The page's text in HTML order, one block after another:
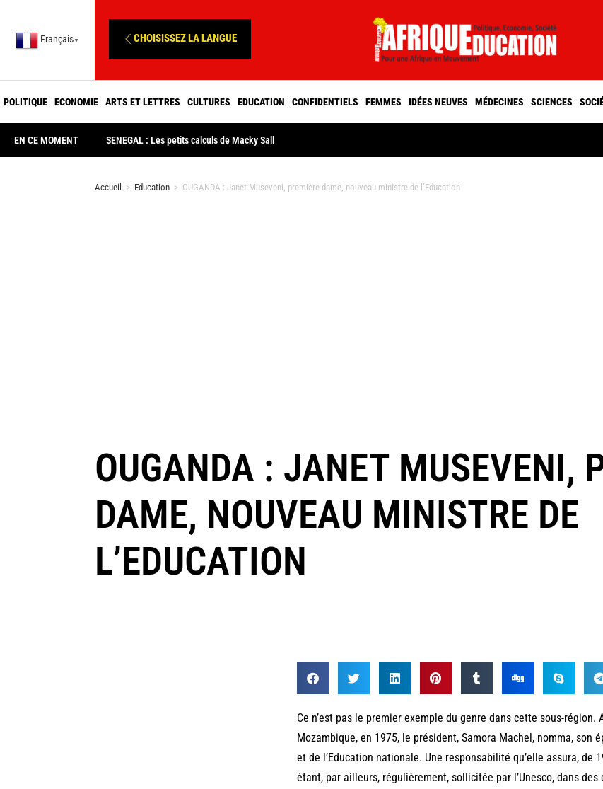
Français ▼ CHOISISSEZ LA LANGUE
POLITIQUE ECONOMIE ARTS ET LETTRES CULTURES EDUCATION CONFIDENTIELS FEMMES IDÉES NEUVES MÉDECINES SCIENCES
EN CE MOMENT SENEGAL : Les petits calculs de Macky Sall
Accueil > Education > OUGANDA : Janet Museveni, première dame, nouveau ministre de l’Education
OUGANDA : JANET MUSEVENI,
DAME, NOUVEAU MINISTRE DE
L’EDUCATION
Ce n’est pas le premier exemple du genre dans cette sous-région.
Mozambique, en 1975, le président, Samora Machel, nomma, son
et de l’Education nationale. Une responsabilité qu’elle assura, de
étant, par ailleurs, régulièrement, sollicitée par l’Unesco, dans